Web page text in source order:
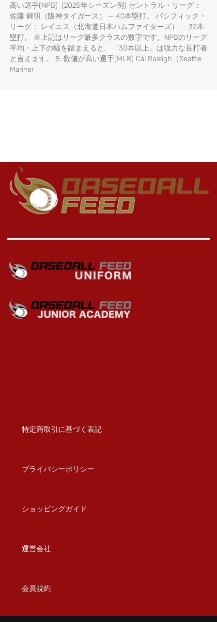
高い選手(NPB) (2025年シーズン例) セントラル・リーグ：
佐藤 輝明（阪神タイガース） — 40本塁打。 パシフィック・
リーグ： レイエス（北海道日本ハムファイターズ） — 32本
塁打。 ※上記はリーグ最多クラスの数字です。NPBのリーグ
平均・上下の幅を踏まえると、「30本以上」は強力な長打者
と言えます。 8. 数値が高い選手(MLB) Cal Raleigh（Seattle
Mariner
特定商取引に基づく表記
プライバシーポリシー
ショッピングガイド
運営会社
会員規約